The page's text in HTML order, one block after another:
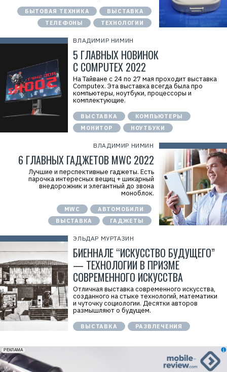
БЫТОВАЯ ТЕХНИКА
ВЫСТАВКА
ТЕЛЕФОНЫ
ТЕХНОЛОГИИ
ВЛАДИМИР НИМИН
5 ГЛАВНЫХ НОВИНОК
С COMPUTEX 2022
На Тайване с 24 по 27 мая проходит выставка
Computex. Эта выставка всегда была про
компьютеры, ноутбуки, процессоры и
комплектующие.
ВЫСТАВКА
КОМПЬЮТЕРЫ
МОНИТОР
НОУТБУКИ
ВЛАДИМИР НИМИН
6 ГЛАВНЫХ ГАДЖЕТОВ MWC 2022
Лучшие и перспективные гаджеты. Есть
парочка интересных вещиц + шикарный
внедорожник и элегантный до звона
моноблок.
MWC
АВТОМОБИЛИ
ВЫСТАВКА
ГАДЖЕТЫ
ЭЛЬДАР МУРТАЗИН
БИЕННАЛЕ “ИСКУССТВО БУДУЩЕГО”
— ТЕХНОЛОГИИ В ПРИЗМЕ
СОВРЕМЕННОГО ИСКУССТВА
Отличная выставка современного искусства,
созданного на стыке технологий, математики
и чуточку социологии. Десятки авторов
размышляют о будущем.
ВЫСТАВКА РАЗВЛЕЧЕНИЯ
erid: 2VfnxxmNzs5
РЕКЛАМА